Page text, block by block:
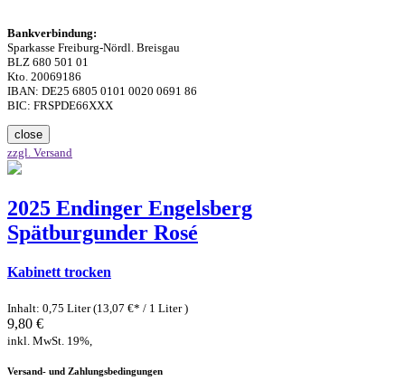
Bankverbindung:
Sparkasse Freiburg-Nördl. Breisgau
BLZ 680 501 01
Kto. 20069186
IBAN: DE25 6805 0101 0020 0691 86
BIC: FRSPDE66XXX
close
zzgl. Versand
2025 Endinger Engelsberg
Spätburgunder Rosé
Kabinett trocken
Inhalt: 0,75 Liter (13,07 €* / 1 Liter )
9,80 €
inkl. MwSt. 19%,
Versand- und Zahlungsbedingungen